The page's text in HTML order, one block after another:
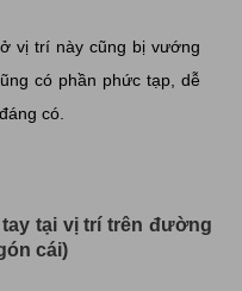
vị trí này cũng bị vướng
có phần phức tạp, dễ
có.
tại vị trí trên đường
cái)